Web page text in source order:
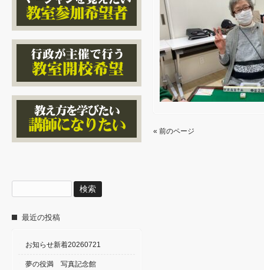
« 前のページ
索:
最近の投稿
お知らせ新着20260721
夢の役満 写真記念館